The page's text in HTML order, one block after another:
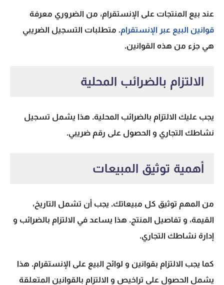
عند بيع المنتجات على الإنستقرام، من الضروري معرفة
قوانين البيع عبر الإنستقرام. متطلبات التسجيل الضريبي
هي جزء من هذه القوانين.
الالتزام بالضرائب المحلية
يجب عليك الالتزام بالضرائب المحلية. هذا يشمل تسجيل
نشاطك التجاري و الحصول على رقم ضريبي.
أهمية توثيق المبيعات
من المهم توثيق كل مبيعاتك. يجب أن تشمل التاريخ،
القيمة، و تفاصيل المنتج. هذا يساعد في الالتزام بالضرائب و
إدارة نشاطك التجاري.
كما يجب الالتزام بقوانين و لوائح البيع على الإنستقرام. هذا
يشمل الحصول على تراخيص و الالتزام بالقوانين المتعلقة